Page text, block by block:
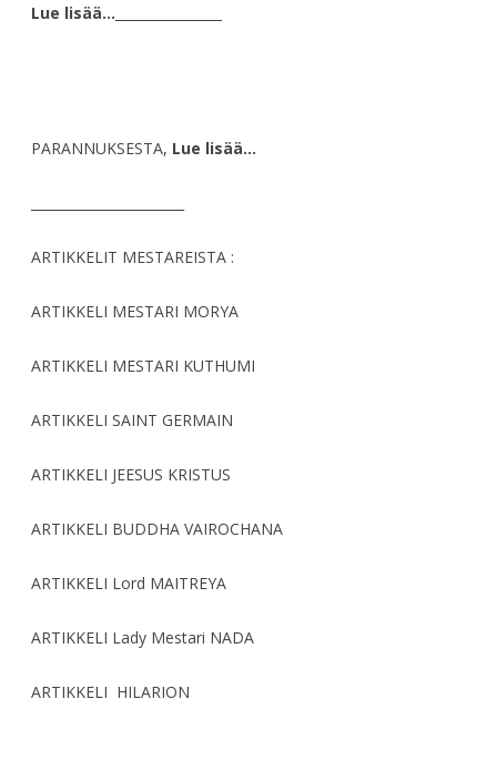
Lue lisää…
PARANNUKSESTA, Lue lisää…
ARTIKKELIT MESTAREISTA :
ARTIKKELI MESTARI MORYA
ARTIKKELI MESTARI KUTHUMI
ARTIKKELI SAINT GERMAIN
ARTIKKELI JEESUS KRISTUS
ARTIKKELI BUDDHA VAIROCHANA
ARTIKKELI Lord MAITREYA
ARTIKKELI Lady Mestari NADA
ARTIKKELI HILARION